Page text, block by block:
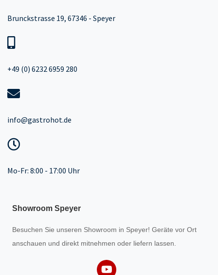
Brunckstrasse 19, 67346 - Speyer
+49 (0) 6232 6959 280
info@gastrohot.de
Mo-Fr: 8:00 - 17:00 Uhr
Showroom Speyer
Besuchen Sie unseren Showroom in Speyer! Geräte vor Ort
anschauen und direkt mitnehmen oder liefern lassen.